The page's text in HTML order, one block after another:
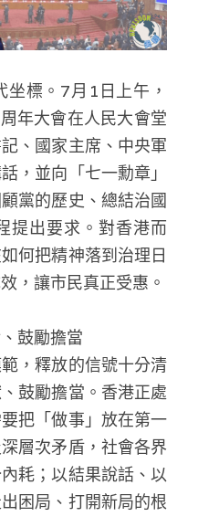
標。7月1日上午，
年大會在人民大會堂
、國家主席、中央軍
，並向「七一勳章」
黨的歷史、總結治國
提出要求。對香港而
何把精神落到治理日
，讓市民真正受惠。
鼓勵擔當
，釋放的信號十分清
鼓勵擔當。香港正處
把「做事」放在第一
層次矛盾，社會各界
耗；以結果說話、以
困局、打開新局的根